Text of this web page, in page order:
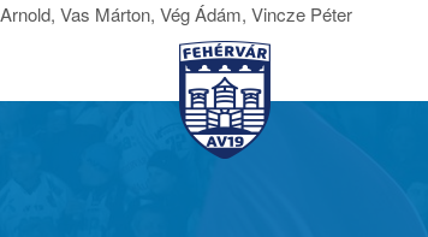
Vas Márton, Vég Ádám, Vincze Péter